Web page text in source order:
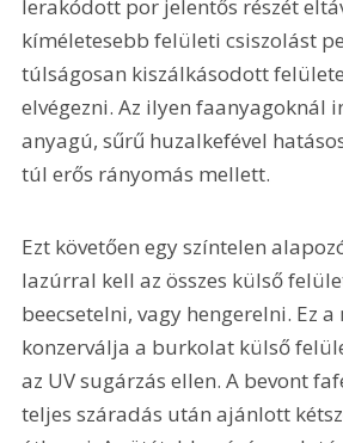
lerakódott por jelentős részét
kíméletesebb felületi csiszolást
túlságosan kiszálkásodott
elvégezni. Az ilyen faanyagoknál
anyagú, sűrű huzalkefével
túl erős rányomás mellett.
Ezt követően egy színtelen
lazúrral kell az összes külső
beecsetelni, vagy hengerelni. Ez
konzerválja a burkolat külső
az UV sugárzás ellen. A bevont
teljes száradás után ajánlott